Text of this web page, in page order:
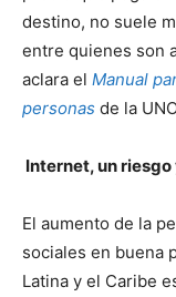
destino, no suele
entre quienes son
aclara el Manual
personas de la
Internet, un
El aumento de la
sociales en buena
Latina y el Caribe